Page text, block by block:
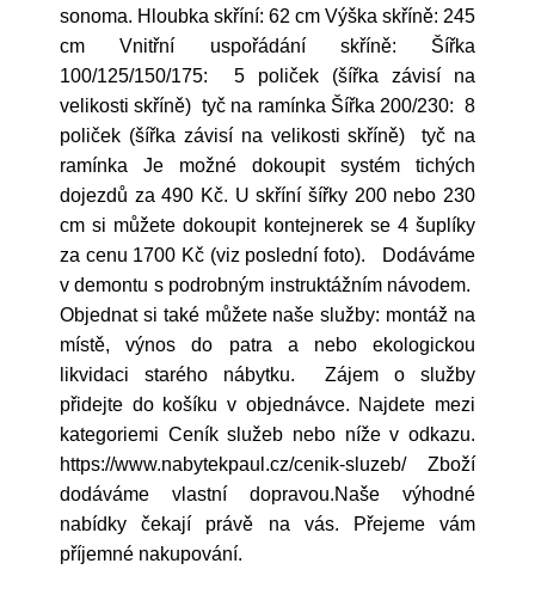
sonoma. Hloubka skříní: 62 cm Výška skříně: 245
cm Vnitřní uspořádání skříně: Šířka
100/125/150/175: 5 poliček (šířka závisí na
velikosti skříně) tyč na ramínka Šířka 200/230: 8
poliček (šířka závisí na velikosti skříně) tyč na
ramínka Je možné dokoupit systém tichých
dojezdů za 490 Kč. U skříní šířky 200 nebo 230
cm si můžete dokoupit kontejnerek se 4 šuplíky
za cenu 1700 Kč (viz poslední foto). Dodáváme
v demontu s podrobným instruktážním návodem.
Objednat si také můžete naše služby: montáž na
místě, výnos do patra a nebo ekologickou
likvidaci starého nábytku. Zájem o služby
přidejte do košíku v objednávce. Najdete mezi
kategoriemi Ceník služeb nebo níže v odkazu.
https://www.nabytekpaul.cz/cenik-sluzeb/ Zboží
dodáváme vlastní dopravou.Naše výhodné
nabídky čekají právě na vás. Přejeme vám
příjemné nakupování.